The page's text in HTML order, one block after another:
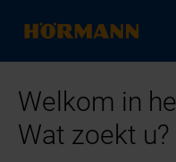
Welkom in
Wat zoekt u?